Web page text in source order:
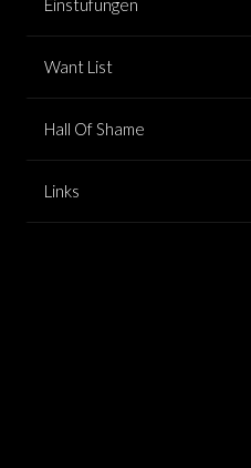
Einstufungen
Want List
Hall Of Shame
Links